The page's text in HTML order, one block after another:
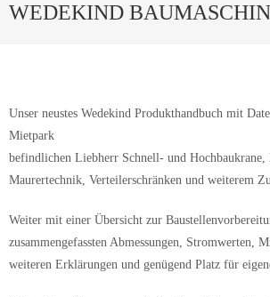
WEDEKIND
Unser neustes Wedekind Produkthandbuch mit
Mietpark
befindlichen Liebherr Schnell- und
Maurertechnik, Verteilerschränken und weiterem
Weiter mit einer Übersicht zur
zusammengefassten Abmessungen, Stromwerten,
weiteren Erklärungen und genügend Platz für